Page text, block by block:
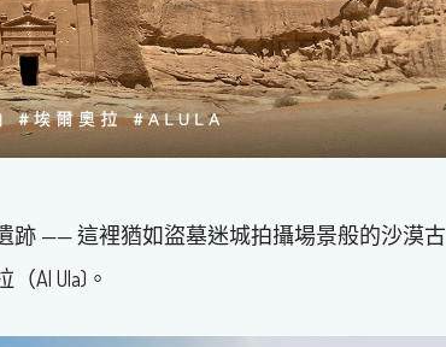
跡 —— 這裡猶如盜墓迷城拍攝場景般的沙漠古
Al Ula)。